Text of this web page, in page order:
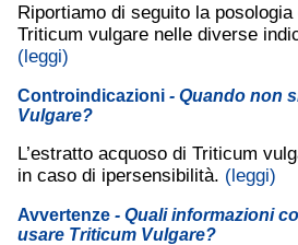
Riportiamo di seguito la posologia
Triticum vulgare nelle diverse
(leggi)
Controindicazioni - Quando non
Vulgare?
L’estratto acquoso di Triticum
in caso di ipersensibilità. (leggi)
Avvertenze - Quali informazioni
usare Triticum Vulgare?